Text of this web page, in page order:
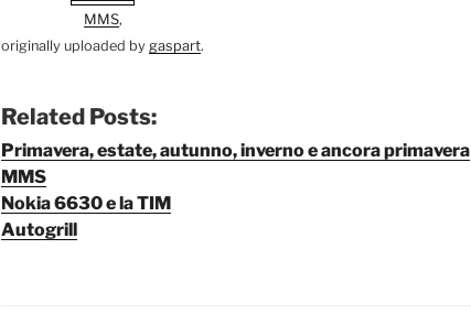
MMS,
originally uploaded by gaspart.
Related Posts:
Primavera, estate, autunno, inverno e ancora primavera
MMS
Nokia 6630 e la TIM
Autogrill